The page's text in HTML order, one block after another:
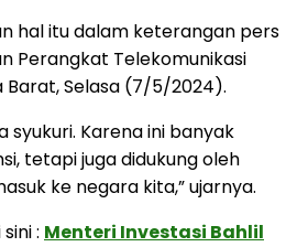
hal itu dalam keterangan pers
Perangkat Telekomunikasi
Barat, Selasa (7/5/2024).
syukuri. Karena ini banyak
tetapi juga didukung oleh
ke negara kita,” ujarnya.
: Menteri Investasi Bahlil